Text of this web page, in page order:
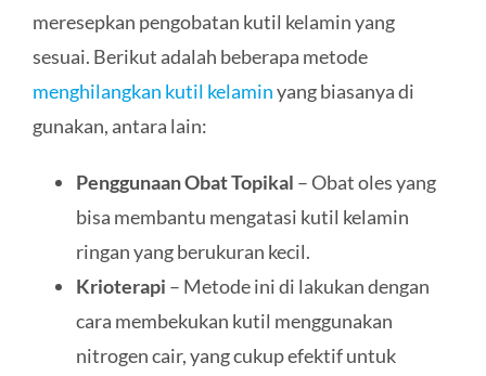
meresepkan pengobatan kutil kelamin yang
sesuai. Berikut adalah beberapa metode
menghilangkan kutil kelaminyang biasanya di
gunakan, antara lain:
Penggunaan Obat Topikal – Obat oles yang
bisa membantu mengatasi kutil kelamin
ringan yang berukuran kecil.
Krioterapi – Metode ini di lakukan dengan
cara membekukan kutil menggunakan
nitrogen cair, yang cukup efektif untuk